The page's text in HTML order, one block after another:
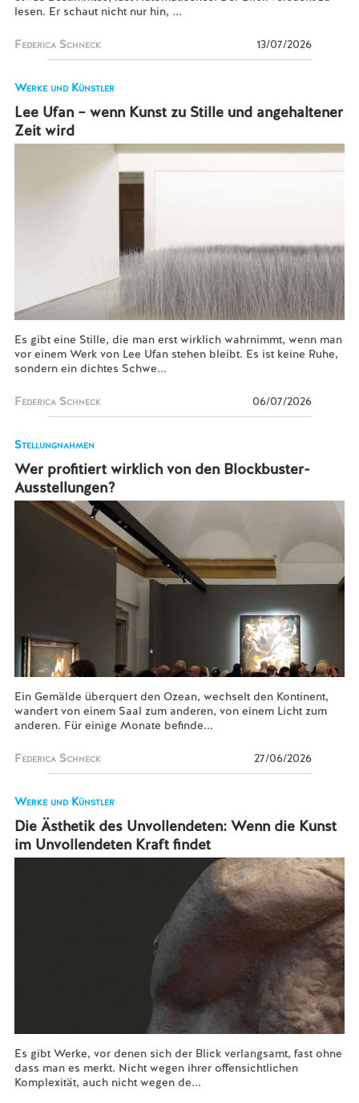
lesen. Er schaut nicht nur hin, ...
Federica Schneck 13/07/2026
Werke und Künstler
Lee Ufan – wenn Kunst zu Stille und angehaltener
Zeit wird
Es gibt eine Stille, die man erst wirklich wahrnimmt, wenn man
vor einem Werk von Lee Ufan stehen bleibt. Es ist keine Ruhe,
sondern ein dichtes Schwe...
Federica Schneck 06/07/2026
Stellungnahmen
Wer profitiert wirklich von den Blockbuster-
Ausstellungen?
Ein Gemälde überquert den Ozean, wechselt den Kontinent,
wandert von einem Saal zum anderen, von einem Licht zum
anderen. Für einige Monate befinde...
Federica Schneck 27/06/2026
Werke und Künstler
Die Ästhetik des Unvollendeten: Wenn die Kunst
im Unvollendeten Kraft findet
Es gibt Werke, vor denen sich der Blick verlangsamt, fast ohne
dass man es merkt. Nicht wegen ihrer offensichtlichen
Komplexität, auch nicht wegen de...